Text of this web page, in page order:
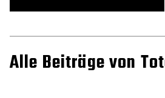
Alle Beiträge von